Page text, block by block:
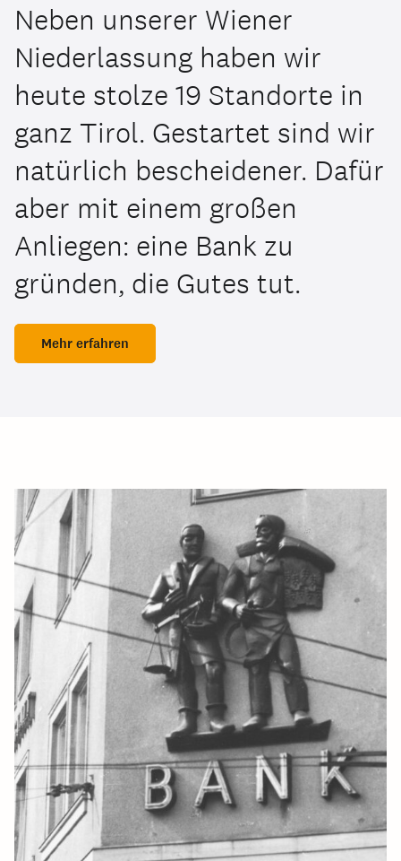
Neben unserer Wiener
Niederlassung haben wir
heute stolze 19 Standorte in
ganz Tirol. Gestartet sind wir
natürlich bescheidener. Dafür
aber mit einem großen
Anliegen: eine Bank zu
gründen, die Gutes tut.
Mehr erfahren